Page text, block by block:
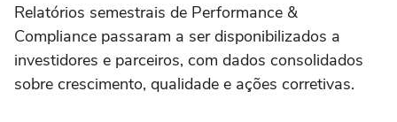
Relatórios semestrais de Performance &
Compliance passaram a ser disponibilizados a
investidores e parceiros, com dados consolidados
sobre crescimento, qualidade e ações corretivas.